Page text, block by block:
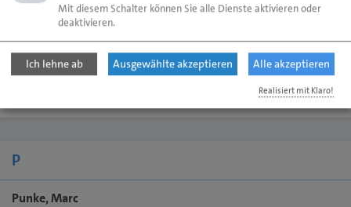
Marciniak, Kay
Menke, Sabrina
P
Punke, Marc
Mit diesem Schalter können Sie alle Dienste aktivieren oder
deaktivieren.
Ich lehne ab Ausgewählte akzeptieren Alle akzeptieren
Realisiert mit Klaro!